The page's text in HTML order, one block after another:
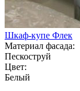
Шкаф-купе Флек
Материал фасада:
Пескоструй
Цвет:
Белый